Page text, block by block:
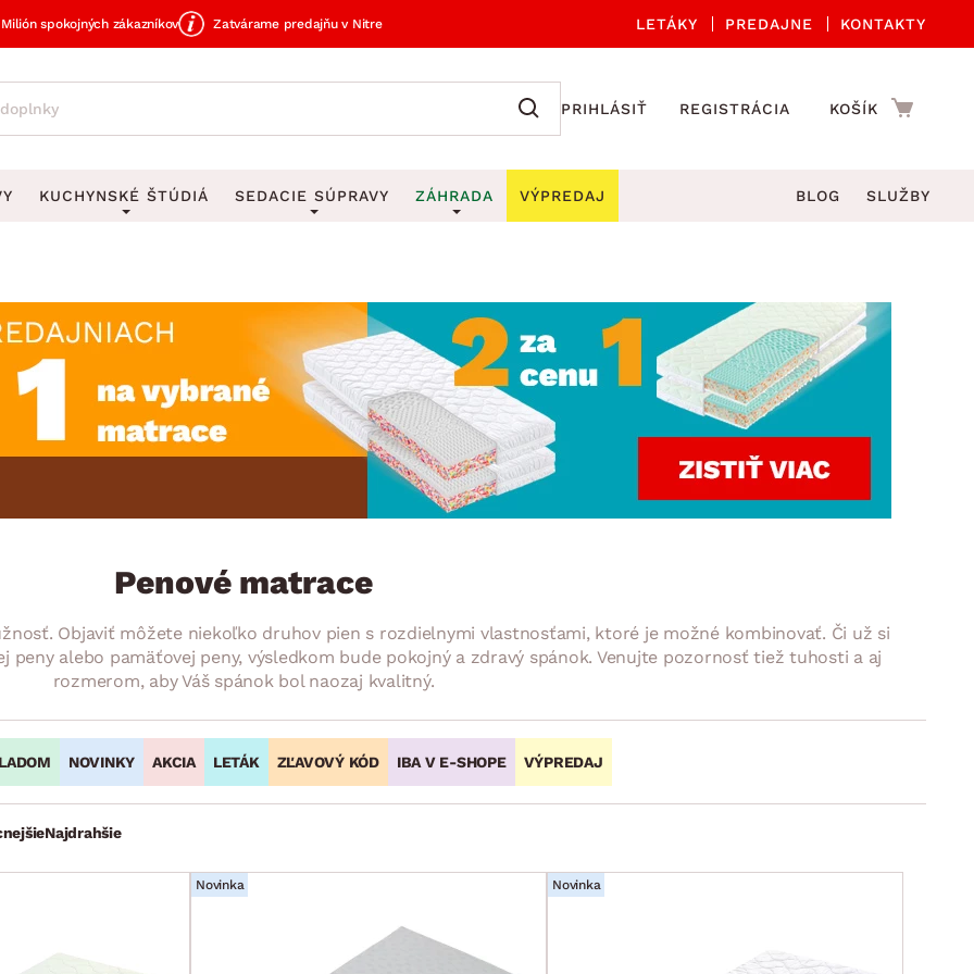
Milión spokojných zákazníkov Zatvárame predajňu v Nitre LETÁKY PREDAJNE KONTAKTY
PRIHLÁSIŤ REGISTRÁCIA KOŠÍK
Obrazy
Zrkadlá
Zobrazit vše
Vešiaky na kľúče
Stojany na dáždniky
Stojany na noviny
Stojany na oblečenie
Zobrazit vše
Kuchynské príslušenstvo
Kuchynské doplnky
Kúpeľňové doplnky
Záhradné doplnky
ZÁHRADNÉ DOPLNKY VIANOCE
KUCHYNSKÉ ŠTÚDIÁ SEDACIE SÚPRAVY
Rohové sedacie súpravy
Sedacie súpravy 3-2-1
Sedacie súpravy na mieru
ZÁHRADA
Záhradné stoličky a kreslá
Záhradné lavice
Záhradné stoly
Záhradné hojdačky
Záhradné lehátka
Záhradné doplnky
VÝPREDAJ BLOG SLUŽBY
Penové matrace
Objaviť môžete niekoľko druhov pien s rozdielnymi vlastnosťami, ktoré je možné kombinovať. Či už si
alebo pamäťovej peny, výsledkom bude pokojný a zdravý spánok. Venujte pozornosť tiež tuhosti a aj
rozmerom, aby Váš spánok bol naozaj kvalitný.
NOVINKY AKCIA LETÁK ZĽAVOVÝ KÓD IBA V E-SHOPE VÝPREDAJ
Najdrahšie
Novinka Novinka